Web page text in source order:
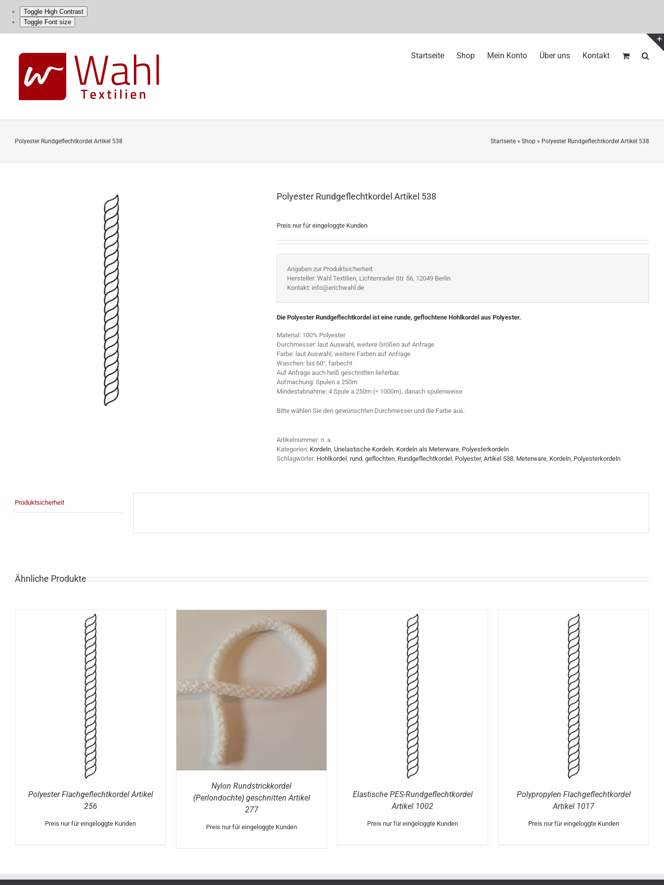
Toggle High Contrast
Toggle Font size
content
Startseite Shop Mein Konto Über uns Kontakt
Polyester Rundgeflechtkordel Artikel 538 Startseite » Shop » Polyester Rundgeflechtkordel Artikel 538
Polyester Rundgeflechtkordel Artikel 538
Preis nur für eingeloggte Kunden
Angaben zur Produktsicherheit
Hersteller: Wahl Textilien, Lichtenrader Str. 56, 12049 Berlin
Kontakt: info@erichwahl.de
Die Polyester Rundgeflechtkordel ist eine runde, geflochtene Hohlkordel aus Polyester.
Material: 100% Polyester
Durchmesser: laut Auswahl, weitere Größen auf Anfrage
Farbe: laut Auswahl, weitere Farben auf Anfrage
Waschen: bis 60°, farbecht
Auf Anfrage auch heiß geschnitten lieferbar.
Aufmachung: Spulen a 250m
Mindestabnahme: 4 Spule a 250m (= 1000m), danach spulenweise
Bitte wählen Sie den gewünschten Durchmesser und die Farbe aus.
Artikelnummer: n. a.
Kategorien: Kordeln, Unelastische Kordeln, Kordeln als Meterware, Polyesterkordeln
Schlagwörter: Hohlkordel , rund, geflochten, Rundgeflechtkordel , Polyester, Artikel 538, Meterware, Kordeln, Polyesterkordeln
Produktsicherheit
Ähnliche Produkte
Polyester Flachgeflechtkordel Artikel
256
Preis nur für eingeloggte Kunden
DETAILS
Nylon Rundstrickkordel
(Perlondochte) geschnitten Artikel
277
Preis nur für eingeloggte Kunden
DETAILS
Elastische PES-Rundgeflechtkordel
Artikel 1002
Preis nur für eingeloggte Kunden
DETAILS
Polypropylen Flachgeflechtkordel
Artikel 1017
Preis nur für eingeloggte Kunden